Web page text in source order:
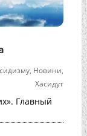
, Новини,
Хасидут
Главный